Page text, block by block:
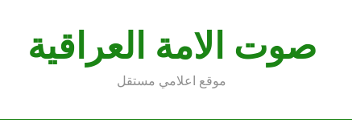
صوت الامة العراقية
موقع اعلامي مستقل